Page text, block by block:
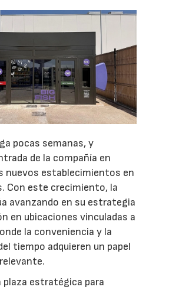
pocas semanas, y
de la compañía en
nuevos establecimientos en
Con este crecimiento, la
avanzando en su estrategia
en ubicaciones vinculadas a
la conveniencia y la
tiempo adquieren un papel
plaza estratégica para